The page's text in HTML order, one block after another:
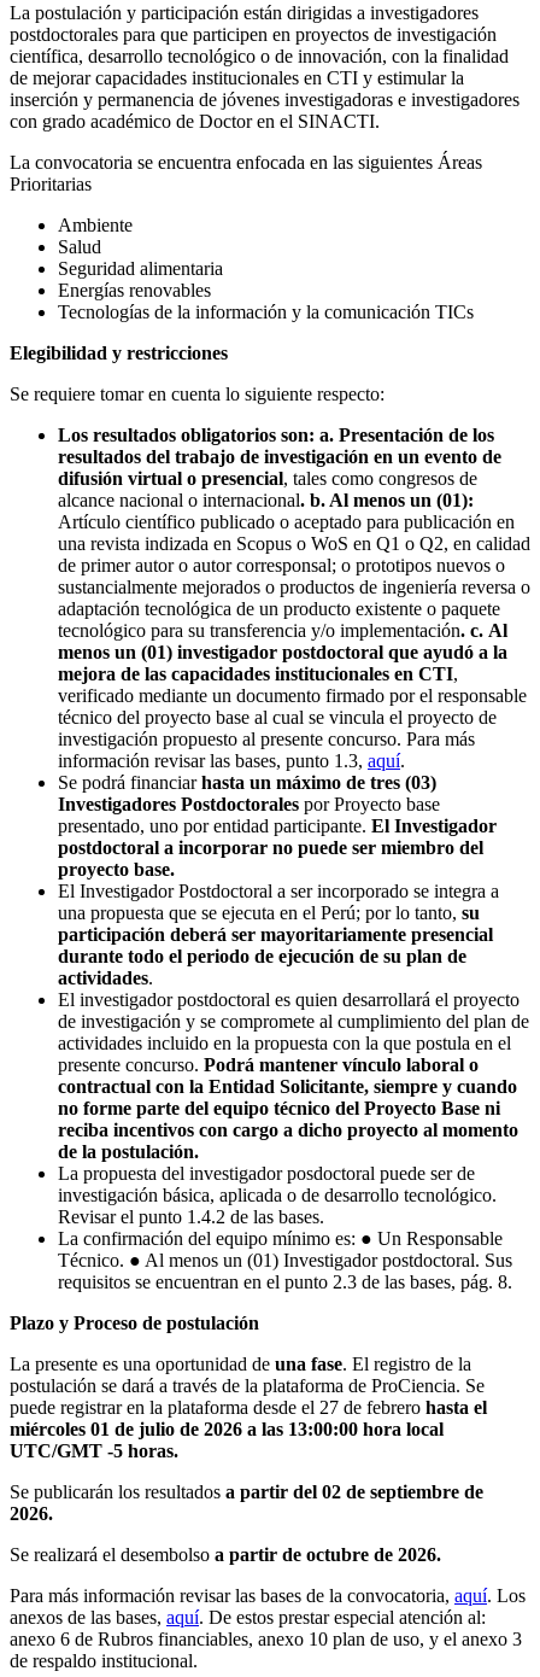
La postulación y participación están dirigidas a investigadores
postdoctorales para que participen en proyectos de investigación
científica, desarrollo tecnológico o de innovación, con la finalidad
de mejorar capacidades institucionales en CTI y estimular la
inserción y permanencia de jóvenes investigadoras e investigadores
con grado académico de Doctor en el SINACTI.
La convocatoria se encuentra enfocada en las siguientes Áreas
Prioritarias
Ambiente
Salud
Seguridad alimentaria
Energías renovables
Tecnologías de la información y la comunicación TICs
Elegibilidad y restricciones
Se requiere tomar en cuenta lo siguiente respecto:
Los resultados obligatorios son: a. Presentación de los
resultados del trabajo de investigación en un evento de
difusión virtual o presencial, tales como congresos de
alcance nacional o internacional. b. Al menos un (01):
Artículo científico publicado o aceptado para publicación en
una revista indizada en Scopus o WoS en Q1 o Q2, en calidad
de primer autor o autor corresponsal; o prototipos nuevos o
sustancialmente mejorados o productos de ingeniería reversa o
adaptación tecnológica de un producto existente o paquete
tecnológico para su transferencia y/o implementación. c. Al
menos un (01) investigador postdoctoral que ayudó a la
mejora de las capacidades institucionales en CTI,
verificado mediante un documento firmado por el responsable
técnico del proyecto base al cual se vincula el proyecto de
investigación propuesto al presente concurso. Para más
información revisar las bases, punto 1.3, aquí.
Se podrá financiarhasta un máximo de tres (03)
Investigadores Postdoctorales por Proyecto base
presentado, uno por entidad participante. El Investigador
postdoctoral a incorporar no puede ser miembro del
proyecto base.
El Investigador Postdoctoral a ser incorporado se integra a
una propuesta que se ejecuta en el Perú; por lo tanto, su
participación deberá ser mayoritariamente presencial
durante todo el periodo de ejecución de su plan de
actividades.
El investigador postdoctoral es quien desarrollará el proyecto
de investigación y se compromete al cumplimiento del plan de
actividades incluido en la propuesta con la que postula en el
presente concurso. Podrá mantener vínculo laboral o
contractual con la Entidad Solicitante, siempre y cuando
no forme parte del equipo técnico del Proyecto Base ni
reciba incentivos con cargo a dicho proyecto al momento
de la postulación.
La propuesta del investigador posdoctoral puede ser de
investigación básica, aplicada o de desarrollo tecnológico.
Revisar el punto 1.4.2 de las bases.
La confirmación del equipo mínimo es: ● Un Responsable
Técnico. ● Al menos un (01) Investigador postdoctoral. Sus
requisitos se encuentran en el punto 2.3 de las bases, pág. 8.
Plazo y Proceso de postulación
La presente es una oportunidad de una fase. El registro de la
postulación se dará a través de la plataforma de ProCiencia. Se
puede registrar en la plataforma desde el 27 de febrero hasta el
miércoles 01 de julio de 2026 a las 13:00:00 hora local
UTC/GMT -5 horas.
Se publicarán los resultados a partir del 02 de septiembre de
2026.
Se realizará el desembolso a partir de octubre de 2026.
Para más información revisar las bases de la convocatoria, aquí. Los
anexos de las bases, aquí. De estos prestar especial atención al:
anexo 6 de Rubros financiables, anexo 10 plan de uso, y el anexo 3
de respaldo institucional.